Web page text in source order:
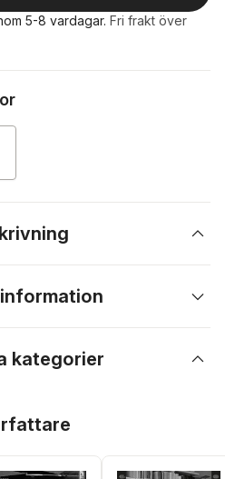
5-8 vardagar. Fri frakt över
kategorier